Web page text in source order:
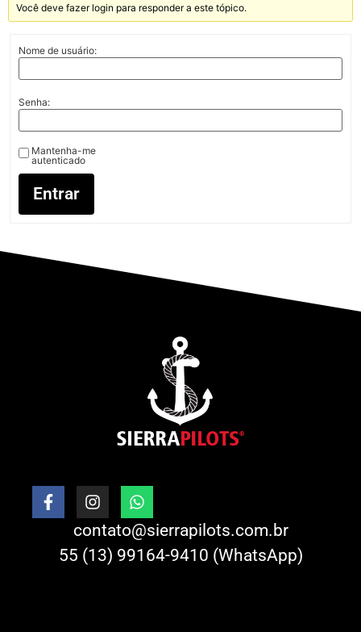
Você deve fazer login para responder a este tópico.
Nome de usuário:
Senha:
Mantenha-me
autenticado
Entrar
contato@sierrapilots.com.br
55 (13) 99164-9410 (WhatsApp)